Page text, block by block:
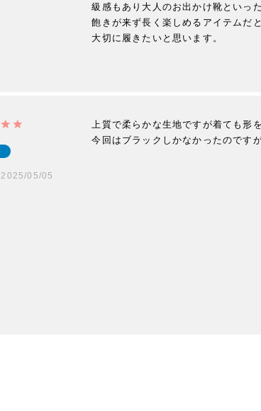
級感もあり大人のお出かけ靴といっ
飽きが来ず長く楽しめるアイテムだ
大切に履きたいと思います。
2025/05/05
上質で柔らかな生地ですが着ても形
今回はブラックしかなかったのです